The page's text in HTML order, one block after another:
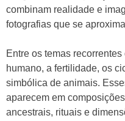
combinam realidade e
fotografias que se
Entre os temas
humano, a fertilidade, os
simbólica de animais.
aparecem em
ancestrais, rituais e